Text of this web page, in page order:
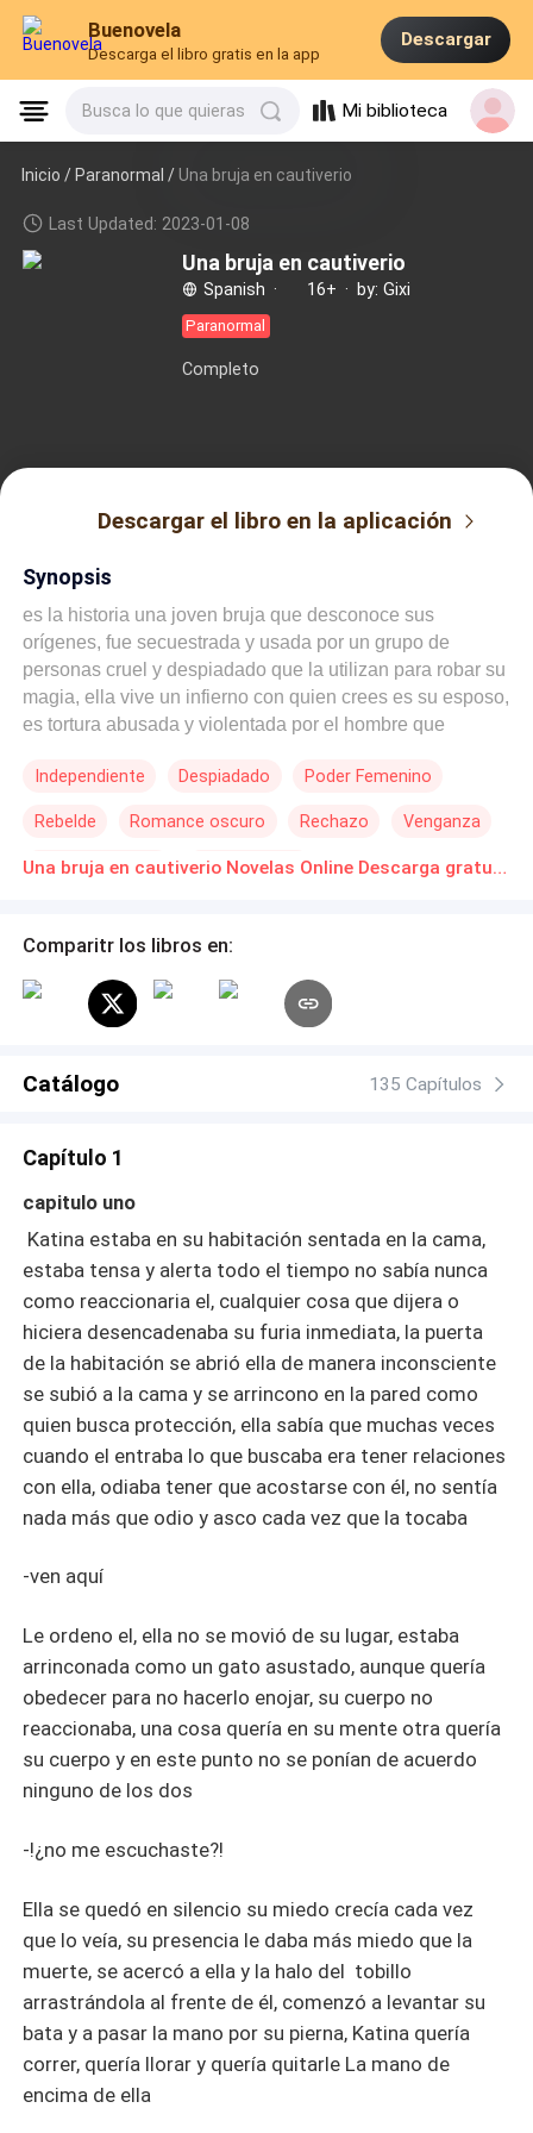
Buenovela
Descarga el libro gratis en la app
Descargar
Busca lo que quieras Mi biblioteca
Inicio /Paranormal / Una bruja en cautiverio
Last Updated: 2023-01-08
Una bruja en cautiverio
Spanish · 16+ · by: Gixi
Paranormal
Completo
Descargar el libro en la aplicación
Synopsis
es la historia una joven bruja que desconoce sus
orígenes, fue secuestrada y usada por un grupo de
personas cruel y despiadado que la utilizan para robar su
magia, ella vive un infierno con quien crees es su esposo,
es tortura abusada y violentada por el hombre que
llegada de una joven chica que fue secuestrada por su
manifestar su magia dejándola muy confundida. también
es la historia de otra joven bruja de familia noble, la cual
cazadores de bruja, la chica busca venganza, quiere
descubriendo en el camino secretos oscuros y
comparaciones dentro de la orden de cazadores y las
la luz, una nueva guerra y tensión entre brujas y
secuestrada por el hombre que abuso de su hermana y
ayudándola a despertar su magia y a escapar de su
cautiverio
Independiente Despiadado Poder Femenino
Rebelde Romance oscuro Rechazo Venganza
Arrepentimiento Ritmo Rápido Una bruja en cautiverio Novelas Online Descarga gratuita de PDF
Comparitr los libros en:
Catálogo 135 Capítulos
Capítulo 1
capitulo uno
Katina estaba en su habitación sentada en la cama,
estaba tensa y alerta todo el tiempo no sabía nunca
como reaccionaria el, cualquier cosa que dijera o
hiciera desencadenaba su furia inmediata, la puerta
de la habitación se abrió ella de manera inconsciente
se subió a la cama y se arrincono en la pared como
quien busca protección, ella sabía que muchas veces
cuando el entraba lo que buscaba era tener relaciones
con ella, odiaba tener que acostarse con él, no sentía
nada más que odio y asco cada vez que la tocaba
-ven aquí
Le ordeno el, ella no se movió de su lugar, estaba
arrinconada como un gato asustado, aunque quería
obedecer para no hacerlo enojar, su cuerpo no
reaccionaba, una cosa quería en su mente otra quería
su cuerpo y en este punto no se ponían de acuerdo
ninguno de los dos
-!¿no me escuchaste?!
Ella se quedó en silencio su miedo crecía cada vez
que lo veía, su presencia le daba más miedo que la
muerte, se acercó a ella y la halo del tobillo
arrastrándola al frente de él, comenzó a levantar su
bata y a pasar la mano por su pierna, Katina quería
correr, quería llorar y quería quitarle La mano de
encima de ella